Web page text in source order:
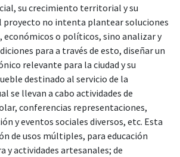
su crecimiento territorial y su
proyecto no intenta plantear soluciones
económicos o políticos, sino analizar y
para a través de esto, diseñar un
relevante para la ciudad y su
destinado al servicio de la
se llevan a cabo actividades de
conferencias representaciones,
y eventos sociales diversos, etc. Esta
de usos múltiples, para educación
y actividades artesanales; de